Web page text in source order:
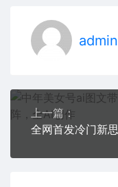
admin
上一篇：